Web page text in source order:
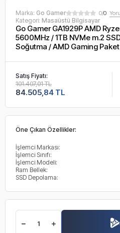
Marka: Go Gamer 0/0
Kategori: Masaüstü Bilgisayar
Go Gamer GA1929P AMD
5600MHz / 1TB NVMe m.2
Soğutma / AMD Gaming Paket
Satış Fiyatı:
84.505,84 TL
101.407,01 TL
Öne Çıkan Özellikler:
İşlemci Markası:
İşlemci Sınıfı:
İşlemci Modeli:
Ram Bellek:
SSD Depolama: